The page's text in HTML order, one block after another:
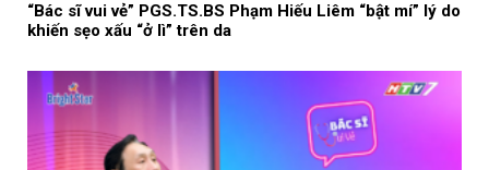
“Bác sĩ vui vẻ” PGS.TS.BS Phạm Hiếu Liêm “bật mí” lý do
khiến sẹo xấu “ở lì” trên da